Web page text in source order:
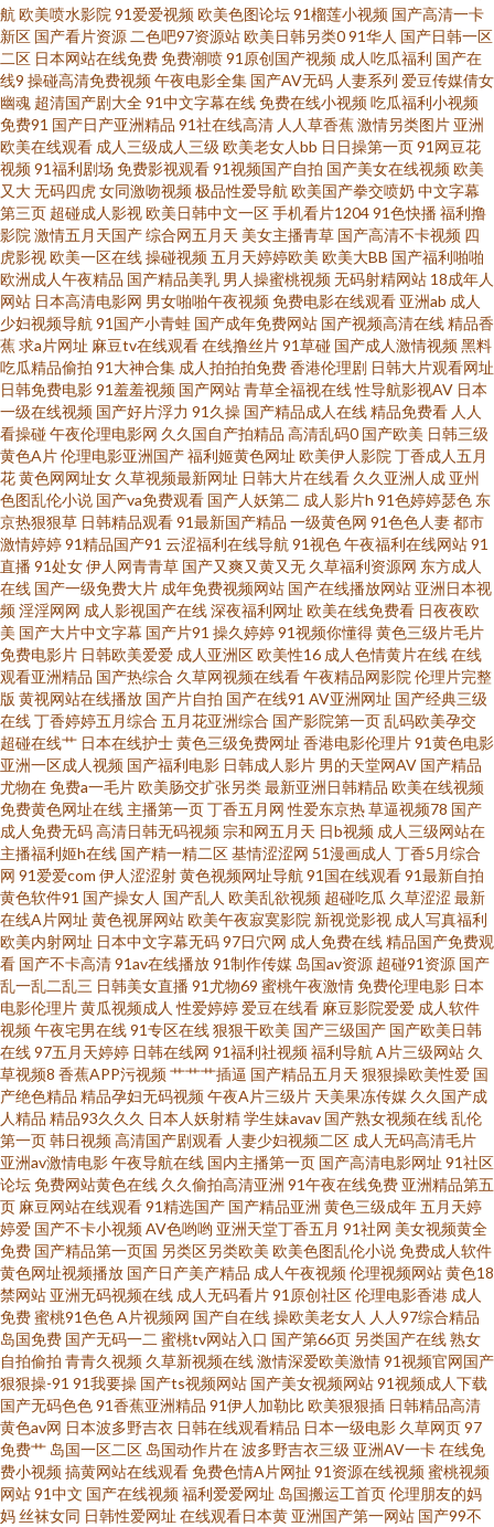
吧 国产精品色鬼久久 91人人超碰欧美 久久不卡网站 91porn蝌蚪 超碰东京热
老师 中文字幕的91 国产精品久久一区 午夜神马福利社 草莓视频在线免费观
看 91看片免费看 黄网在线观看网站大全 伊人久网 操人91 四虎影音 91污污在
線視頻觀看 欧美A片色图 91极品福利 国产久草资源站 中文无码日韩欧 福利
av久久 日韩无码欧美高清 91视频最新地址 色色欧美日韩综合 97視頻資源共
享 免费三级阿片V一二三 91黄色探花视频 五月天午夜网 爱豆视频在线观看免
费 福利姬自拍网 av在线黑料网站 九一看片 午夜福利视频站 91性站 91传媒网
站在线观看 成人精品国产 91成人网站 超碰在线91人人操 91九色在线播放 亚
洲变态欧美另类精品 人人射成人av 色哟哟欧美专区 91白丝白虎萝莉 91已拍
视频 婷婷精品大综合网 91在线鲁 影音先锋日韩av 另类美日韩 91韩剧网最新
韩剧在线看 香蕉视频很黄 欧美第二页午夜 国a区导航 91洮色下载 伊人久久艹
日本阿v手机在线 国产精品久久国产 成人在线网站 91视频在线豆花 91com黑
丝 青青草原影院 国产精品二区三区 97成人资源总战 91豆花网页版 婷婷日韩
一区二区 久久国产精品福利色欲 海角av 白洁高校长 91国视频在线观看 性欧
美第二页 欧美伦15P 国产91av你懂的 91免费在线看 午夜色婷婷网 91n免费
在线视频 一本道AV性爱无码 深爱的激情网 欧美日韩成人综合视频 国产ts视
频在线播放 91秀秀秀视频 91成人在线免费视频 日美欧韩另类 欧美精品久久
99久久 久久的插口免费的视频 肏屄精品一区二区 91麻豆福利午夜 先锋影音
va日韩有码 免费av在线丝足 国产高潮久久 白洁福利社 91性爱国产 91vv免费
视频 午夜剧场两性人与兽 欧洲无码视频123 九一草草 岛国AV一本道加勒比
91现看网站 91av免费视频 91操操网站 91黄色网页 午夜福利不卡 日韩a级视
频 玖玖五月 第一福利成人AV导航 久草免费福利视频 成人又粗又大国产 A片
小福利 91在线网 91黑料在线导航 五月天色色影院 久热免费在线 高清久久国
产 91探花综合国产在线 中文字幕无线 日韩无码成人网 色成人亚洲婷婷亚洲
蜜桃视频亚洲专区 美女白絲18禁 黄色视屏av 不卡一期二期 91啦视频网站 伊
人性爱大香蕉 日韩成人在线入口 三级片黄色免费看 欧美久久精品久久 激情
91在线 传媒导航在线 国产做受高潮久久 豆花18在线网页 国产成人日本在线
视频 wwwav五月天资源 久热www 久草精品福利视频 国产日韩欧美福利导航
航 欧美喷水影院 91爱爱视频欧美色图论坛91榴莲小视频 国产高清一卡
新区 国产看片资源 二色吧97资源站欧美日韩另类091华人 国产日韩一区
二区 日本网站在线免费免费潮喷91原创国产视频 成人吃瓜福利 国产在
线9 操碰高清免费视频午夜电影全集 国产AV无码 人妻系列 爱豆传媒倩女
幽魂 超清国产剧大全91中文字幕在线免费在线小视频吃瓜福利小视频
免费91 国产日产亚洲精品 91社在线高清 人人草香蕉激情另类图片 亚洲
欧美在线观看 成人三级成人三级 欧美老女人bb 日日操第一页91网豆花
视频91福利剧场 免费影视观看91视频国产自拍 国产美女在线视频欧美
又大无码四虎女同激吻视频极品性爱导航 欧美国产拳交喷奶 中文字幕
第三页 超碰成人影视欧美日韩中文一区手机看片120491色快播福利撸
影院 激情五月天国产综合网五月天 美女主播青草 国产高清不卡视频 四
虎影视欧美一区在线操碰视频五月天婷婷欧美 欧美大BB 国产福利啪啪
欧洲成人午夜精品 国产精品美乳 男人操蜜桃视频无码射精网站 18成年人
网站 日本高清电影网 男女啪啪午夜视频免费电影在线观看 亚洲ab 成人
少妇视频导航 91国产小青蛙 国产成年免费网站 国产视频高清在线精品香
蕉求a片网址 麻豆tv在线观看在线撸丝片91草碰 国产成人激情视频黑料
吃瓜精品偷拍 91大神合集 成人拍拍拍免费香港伦理剧 日韩大片观看网址
日韩免费电影91羞羞视频 国产网站青草全福视在线性导航影视AV 日本
一级在线视频 国产好片浮力 91久操 国产精品成人在线精品免费看 人人
看操碰午夜伦理电影网 久久国自产拍精品 高清乱码0 国产欧美 日韩三级
黄色A片伦理电影亚洲国产福利姬黄色网址 欧美伊人影院 丁香成人五月
花黄色网网址女 久草视频最新网址 日韩大片在线看 久久亚洲人成 亚州
色图乱伦小说 国产va免费观看 国产人妖第二 成人影片h 91色婷婷瑟色 东
京热狠狠草 日韩精品观看91最新国产精品 一级黄色网 91色色人妻都市
激情婷婷91精品国产91 云涩福利在线导航 91视色午夜福利在线网站91
直播91处女伊人网青青草 国产又爽又黄又无 久草福利资源网 东方成人
在线 国产一级免费大片 成年免费视频网站 国产在线播放网站 亚洲日本视
频淫淫网网 成人影视国产在线深夜福利网址 欧美在线免费看 日夜夜欧
美 国产大片中文字幕 国产片91 操久婷婷91视频你懂得黄色三级片毛片
免费电影片 日韩欧美爱爱 成人亚洲区欧美性16 成人色情黄片在线在线
观看亚洲精品 国产热综合 久草网视频在线看午夜精品网影院 伦理片完整
版 黄视网站在线播放 国产片自拍 国产在线91 AV亚洲网址 国产经典三级
在线丁香婷婷五月综合 五月花亚洲综合 国产影院第一页乱码欧美孕交
超碰在线艹 日本在线护士黄色三级免费网址 香港电影伦理片91黄色电影
亚洲一区成人视频 国产福利电影 日韩成人影片 男的天堂网AV 国产精品
尤物在免费a一毛片欧美肠交扩张另类最新亚洲日韩精品 欧美在线视频
免费黄色网址在线 主播第一页丁香五月网 性爱东京热草逼视频78 国产
成人免费无码高清日韩无码视频 宗和网五月天 日b视频 成人三级网站在
主播福利姬h在线 国产精一精二区基情涩涩网 51漫画成人 丁香5月综合
网 91爱爱com 伊人涩涩射黄色视频网址导航 91国在线观看91最新自拍
黄色软件91 国产操女人 国产乱人 欧美乱欲视频 超碰吃瓜 久草涩涩 最新
在线A片网址 黄色视屏网站欧美午夜寂寞影院 新视觉影视 成人写真福利
欧美内射网址 日本中文字幕无码97日穴网 成人免费在线精品国产免费观
看 国产不卡高清91av在线播放91制作传媒 岛国av资源 超碰91资源 国产
乱一乱二乱三 日韩美女直播91尤物69 蜜桃午夜激情免费伦理电影 日本
电影伦理片黄瓜视频成人 性爱婷婷爱豆在线看 麻豆影院爱爱 成人软件
视频午夜宅男在线91专区在线狠狠干欧美 国产三级国产 国产欧美日韩
在线97五月天婷婷 日韩在线网 91福利社视频福利导航 A片三级网站 久
草视频8 香蕉APP污视频艹艹艹插逼 国产精品五月天 狠狠操欧美性爱 国
产绝色精品 精品孕妇无码视频午夜A片三级片 天美果冻传媒 久久国产成
人精品 精品93久久久 日本人妖射精学生妹avav 国产熟女视频在线乱伦
第一页韩日视频高清国产剧观看 人妻少妇视频二区 成人无码高清毛片
亚洲av激情电影午夜导航在线 国内主播第一页 国产高清电影网址 91社区
论坛免费网站黄色在线 久久偷拍高清亚洲 91午夜在线免费 亚洲精品第五
页 麻豆网站在线观看91精选国产 国产精品亚洲 黄色三级成年五月天婷
婷爱 国产不卡小视频AV色哟哟 亚洲天堂丁香五月 91社网 美女视频黄全
免费 国产精品第一页国 另类区另类欧美 欧美色图乱伦小说免费成人软件
黄色网址视频播放 国产日产美产精品 成人午夜视频伦理视频网站黄色18
禁网站 亚洲无码视频在线 成人无码看片91原创社区伦理电影香港 成人
免费蜜桃91色色A片视频网 国产自在线操欧美老女人 人人97综合精品
岛国免费 国产无码一二 蜜桃tv网站入口 国产第66页 另类国产在线熟女
自拍偷拍 青青久视频 久草新视频在线激情深爱欧美激情91视频官网国产
狠狠操-91 91我要操 国产ts视频网站 国产美女视频网站91视频成人下载
国产无码色色91香蕉亚洲精品 91伊人加勒比欧美狠狠插 日韩精品高清
黄色av网 日本波多野吉衣 日韩在线观看精品 日本一级电影 久草网页97
免费艹 岛国一区二区 岛国动作片在波多野吉衣三级 亚洲AV一卡在线免
费小视频搞黄网站在线观看免费色情A片网扯 91资源在线视频蜜桃视频
网站91中文 国产在线视频福利爱爱网址 岛国搬运工首页伦理朋友的妈
妈丝袜女同 日韩性爱网址 在线观看日本黄 亚洲国产第一网站 国产99不